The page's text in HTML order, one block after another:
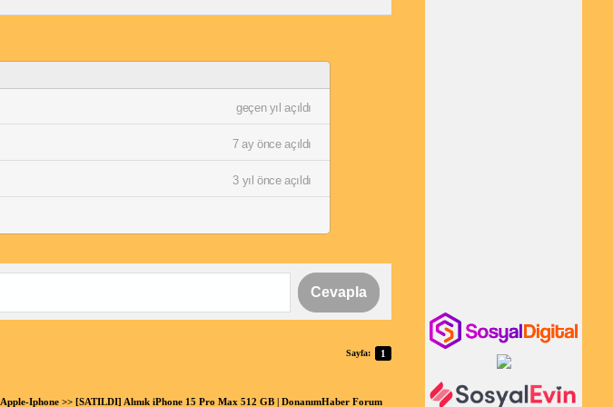
geçen yıl açıldı
7 ay önce açıldı
3 yıl önce açıldı
Cevapla
Sayfa: 1
Apple-Iphone>> [SATILDI] Alınık iPhone 15 Pro Max 512 GB | DonanımHaber Forum